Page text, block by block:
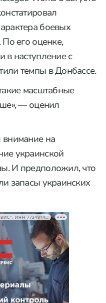
боевых
его оценке,
в наступление с
темпы в Донбассе.
масштабные
— оценил
на
украинской
И предположил, что
запасы украинских
РЕКЛАМА • ООО "ТРАНСВЭЙ СЕРВИС", ИНН 7724814198